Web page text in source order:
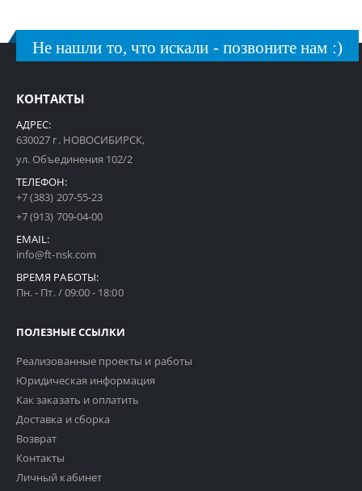
Не нашли то, что искали - позвоните нам :)
КОНТАКТЫ
АДРЕС:
630027 г. НОВОСИБИРСК,
ул. Объединения 102/2
ТЕЛЕФОН:
+7 (383) 207-55-23
+7 (913) 709-04-00
EMAIL:
info@ft-nsk.com
ВРЕМЯ РАБОТЫ:
Пн. - Пт. / 09:00 - 18:00
ПОЛЕЗНЫЕ ССЫЛКИ
Реализованные проекты и работы
Юридическая информация
Как заказать и оплатить
Доставка и сборка
Возврат
Контакты
Личный кабинет